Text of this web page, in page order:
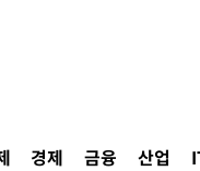
경제 금융 산업
원동해안 최대 150㎜ 비